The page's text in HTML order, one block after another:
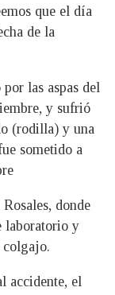
que el día
de la
las aspas del
y sufrió
(rodilla) y una
sometido a
donde
laboratorio y
colgajo.
accidente, el